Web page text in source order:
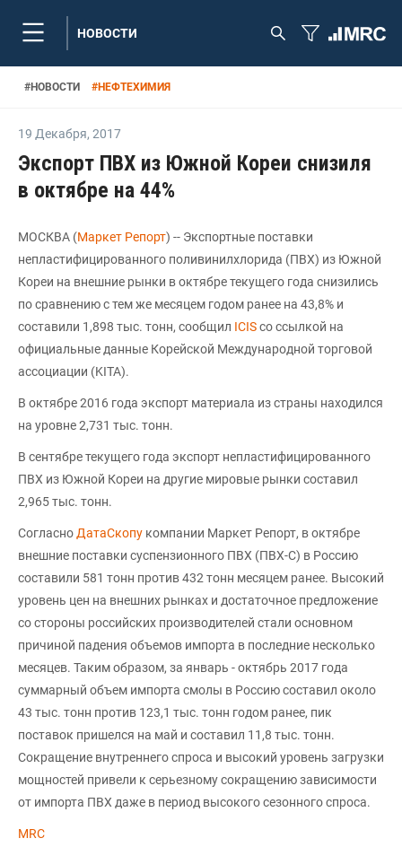
НОВОСТИ
#НОВОСТИ #НЕФТЕХИМИЯ
19 Декабря, 2017
Экспорт ПВХ из Южной Кореи снизиля
в октябре на 44%
МОСКВА (Маркет Репорт) -- Экспортные поставки
непластифицированного поливинилхлорида (ПВХ) из Южной
Кореи на внешние рынки в октябре текущего года снизились
по сравнению с тем же месяцем годом ранее на 43,8% и
составили 1,898 тыс. тонн, сообщил ICISсо ссылкой на
официальные данные Корейской Международной торговой
ассоциации (KITA).
В октябре 2016 года экспорт материала из страны находился
на уровне 2,731 тыс. тонн.
В сентябре текущего года экспорт непластифицированного
ПВХ из Южной Кореи на другие мировые рынки составил
2,965 тыс. тонн.
Согласно ДатаСкопу компании Маркет Репорт, в октябре
внешние поставки суспензионного ПВХ (ПВХ-С) в Россию
составили 581 тонн против 432 тонн месяцем ранее. Высокий
уровень цен на внешних рынках и достаточное предложение
со стороны российских производителей стали основном
причиной падения объемов импорта в последние несколько
месяцев. Таким образом, за январь - октябрь 2017 года
суммарный объем импорта смолы в Россию составил около
43 тыс. тонн против 123,1 тыс. тонн годом ранее, пик
поставок пришелся на май и составил 11,8 тыс. тонн.
Сокращение внутреннего спроса и высокий уровень загрузки
мощностей привели к серьезному сокращению зависимости
от импорта ПВХ даже в период высокого сезонного спроса.
MRC